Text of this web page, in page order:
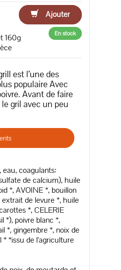
Ajouter
160g
En stock
est l’une des
populaire Avec
Avant de faire
gril avec un peu
coagulants:
de calcium), huile
*, AVOINE *, bouillon
de levure *, huile
*, CELERIE
*), poivre blanc *,
*, gingembre *, noix de
* *issu de l'agriculture